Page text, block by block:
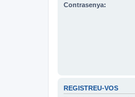
Contrasenya:
REGISTREU-VOS